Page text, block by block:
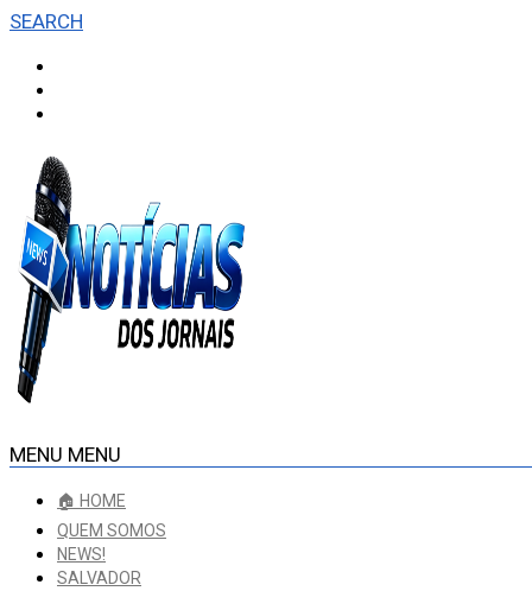
SEARCH
MENU MENU
🏠 HOME
QUEM SOMOS
NEWS!
SALVADOR